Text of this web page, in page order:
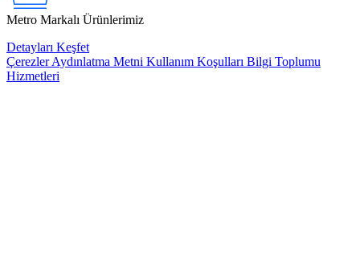
Metro Markalı Ürünlerimiz
Detayları Keşfet
ÇerezlerAydınlatma Metni Kullanım Koşulları Bilgi Toplumu
Hizmetleri